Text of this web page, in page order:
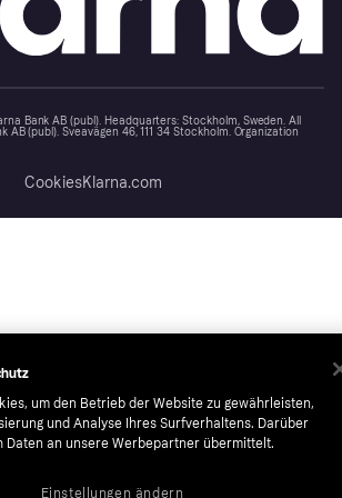
Bank AB (publ). Headquarters: Stockholm, Sweden. All
AB (publ). Sveavägen 46, 111 34 Stockholm. Organization
CookiesKlarna.com
um den Betrieb der Website zu gewährleisten,
und Analyse Ihres Surfverhaltens. Darüber
Daten an unsere Werbepartner übermittelt.
Einstellungen ändern